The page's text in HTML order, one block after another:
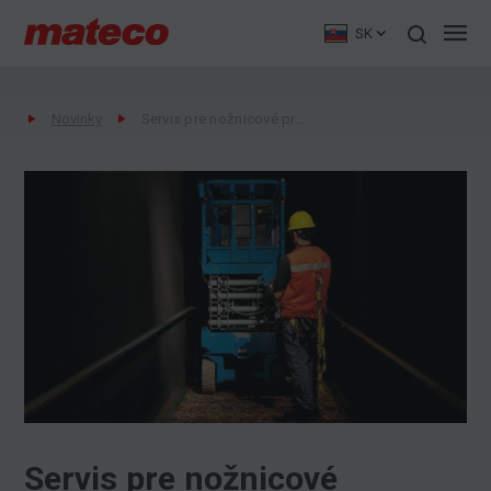
SK
Servis pre nožnicové